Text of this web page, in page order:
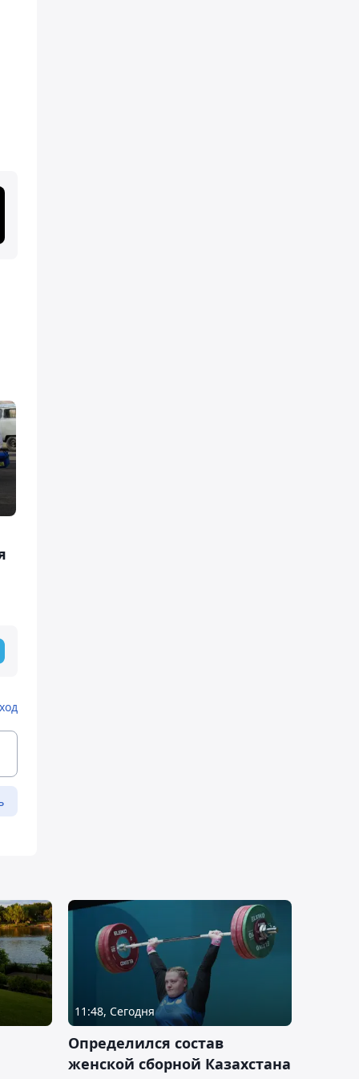
11:48, Сегодня
Определился состав
женской сборной Казахстана